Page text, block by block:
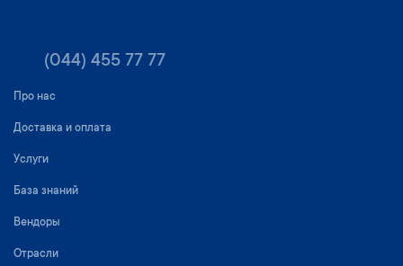
(044) 455 77 77
Про нас
Доставка и оплата
Услуги
База знаний
Вендоры
Отрасли